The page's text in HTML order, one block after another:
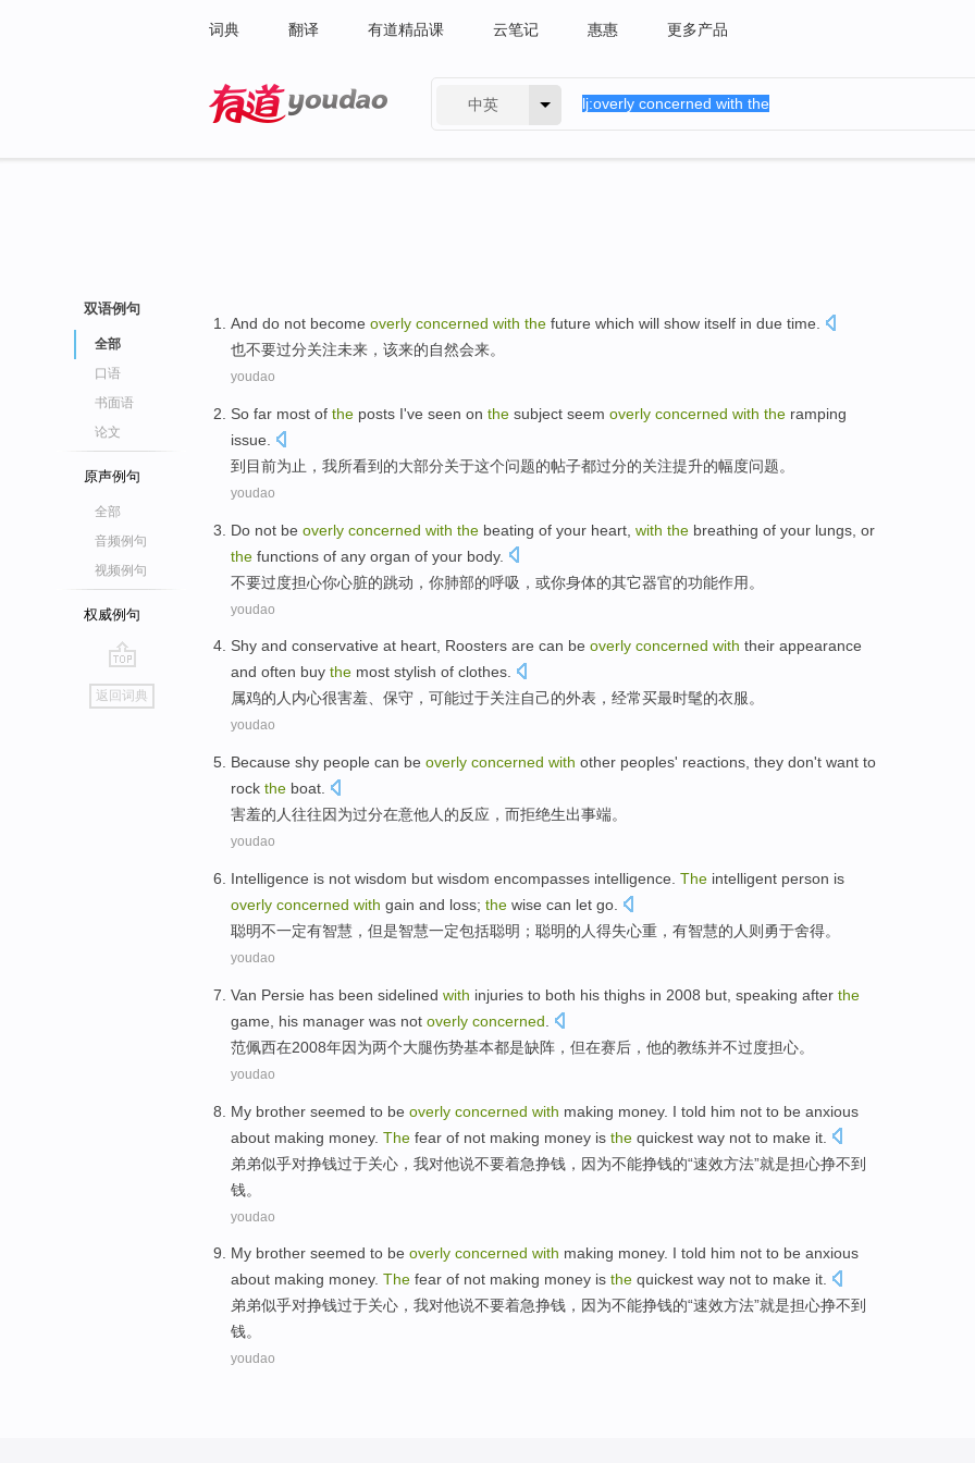
词典 翻译 有道精品课 云笔记 惠惠 更多产品
中英
双语例句
全部
口语
书面语
论文
原声例句
全部
音频例句
视频例句
权威例句
go
top
返回词典
And do not become overly concerned with the future which will show itself in due time.
也不要过分关注未来 ， 该来的自然会来。
youdao
So far most of the posts I've seen on the subject seem overly concerned with the ramping
issue
到目前为止 ， 我所看到 的大部分关于这个问题的帖子都过分的关注提升的幅度问题。
youdao
Do not be overly concerned with the beating of your heart with the breathing of your lungs or
the functions of any organ of your body.
不要过度担心你心脏的跳动 ，你肺部的呼吸 ， 或你身体的其它器官的功能作用。
youdao
Shy and conservative at heart, Roosters are can be overly concerned with their appearance
and often buy the most stylish of clothes.
属鸡的人内心很害羞、 保守 ， 可能过于关注自己的外表 ， 经常买最时髦的衣服。
youdao
Because shy people can be overly concerned with other peoples' reactions they don't want to
rock the boat.
害羞的 人往往因为过分在意他人 的反应 ， 而拒绝生出事端。
youdao
Intelligence is not wisdom but wisdom encompasses intelligence. The intelligent person is
overly concerned with gain and loss; the wise can let go
聪明不一定有智慧 ， 但是智慧一定包括聪明； 聪明的 人得失心重，有智慧的人则勇于舍得。
youdao
Van Persie has been sidelined with injuries to both his thighs in 2008 but speaking after the
game
his manager was not overly concerned
范佩西在2008年因为两个大腿伤势基本都是缺阵， 但在赛后 ， 他的教练并不过度担心。
youdao
My brother seemed to be overly concerned with making money. I told him not to be anxious
about making money. The fear of not making money is the quickest way not to make it.
弟弟似乎对挣钱过于关心 ， 我对他说不要着急挣钱 ，因为不能挣钱的“速效方法”就是担心挣不到
钱。
youdao
My brother seemed to be overly concerned with making money. I told him not to be anxious
about making money. The fear of not making money is the quickest way not to make it.
弟弟似乎对挣钱过于关心 ， 我对他说不要着急挣钱 ，因为不能挣钱的“速效方法”就是担心挣不到
钱。
youdao